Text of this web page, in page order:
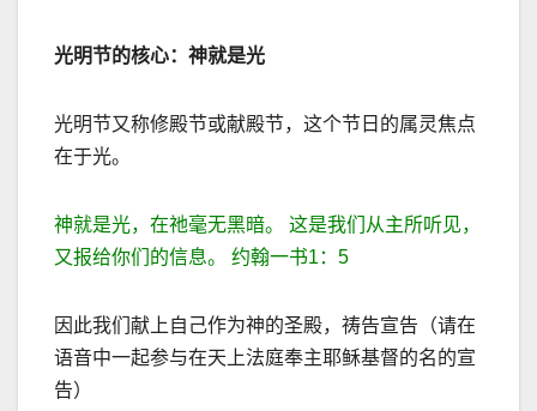
光明节的核心：神就是光
光明节又称修殿节或献殿节，这个节日的属灵焦点
在于光。
神就是光，在祂毫无黑暗。 这是我们从主所听见，
又报给你们的信息。 约翰一书1 ： 5
因此我们献上自己作为神的圣殿，祷告宣告（请在
语音中一起参与在天上法庭奉主耶稣基督的名的宣
告）